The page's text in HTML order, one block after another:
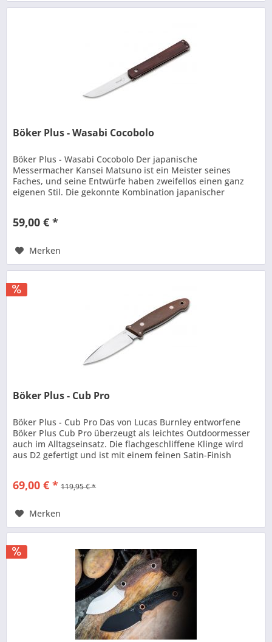
Böker Plus - Wasabi Cocobolo
Böker Plus - Wasabi Cocobolo Der japanische
Messermacher Kansei Matsuno ist ein Meister seines
Faches, und seine Entwürfe haben zweifellos einen ganz
eigenen Stil. Die gekonnte Kombination japanischer
59,00 € *
Merken
Böker Plus - Cub Pro
Böker Plus - Cub Pro Das von Lucas Burnley entworfene
Böker Plus Cub Pro überzeugt als leichtes Outdoormesser
auch im Alltagseinsatz. Die flachgeschliffene Klinge wird
aus D2 gefertigt und ist mit einem feinen Satin-Finish
69,00 € * 119,95 € *
Merken